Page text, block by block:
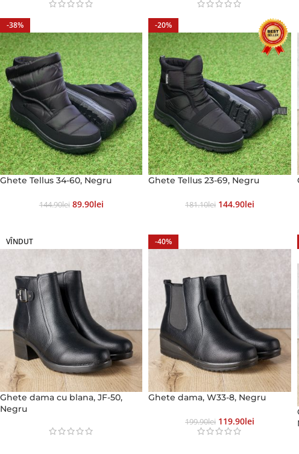
-38%
Ghete Tellus 34-60, Negru
144.90Lei 89.90Lei
-20%
Ghete Tellus 23-69, Negru
181.10Lei 144.90Lei
VÎNDUT
Ghete dama cu blana, JF-50,
Negru
-40%
Ghete dama, W33-8, Negru
199.90Lei 119.90Lei